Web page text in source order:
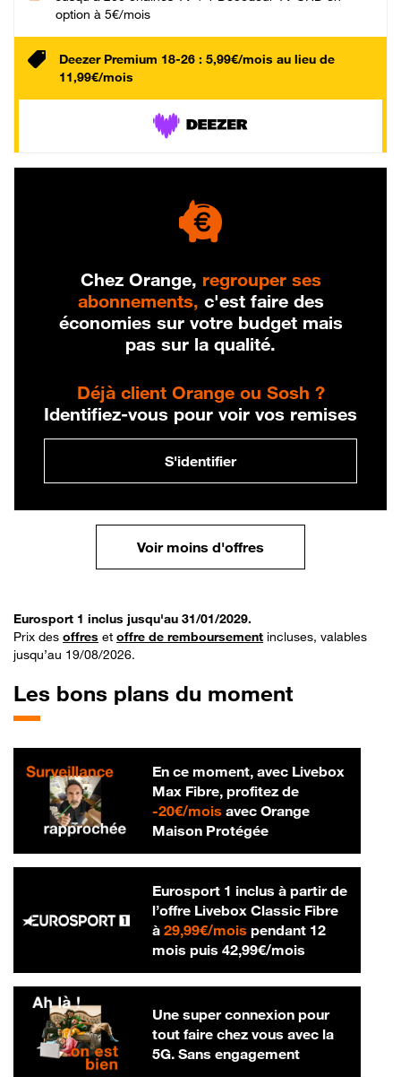
option à 5€/mois
Deezer Premium 18-26 : 5,99€/mois au lieu de
11,99€/mois
Chez Orange, regrouper ses
abonnements, c'est faire des
économies sur votre budget mais
pas sur la qualité.
Déjà client Orange ou Sosh ?
Identifiez-vous pour voir vos remises
S'identifier
Voir moins d'offres
Eurosport 1 inclus jusqu'au 31/01/2029.
Prix des offres et offre de remboursement incluses, valables
jusqu’au 19/08/2026.
Les bons plans du moment
En ce moment, avec Livebox
Max Fibre, profitez de
-20€/mois20 € par mois
avec Orange
Maison Protégée
Eurosport 1 inclus à partir de
l’offre Livebox Classic Fibre
à 29,99€/mois29,99 € par mois
pendant 12
mois puis 42,99€/mois42,99 € par
Une super connexion pour
tout faire chez vous avec la
5G. Sans engagement